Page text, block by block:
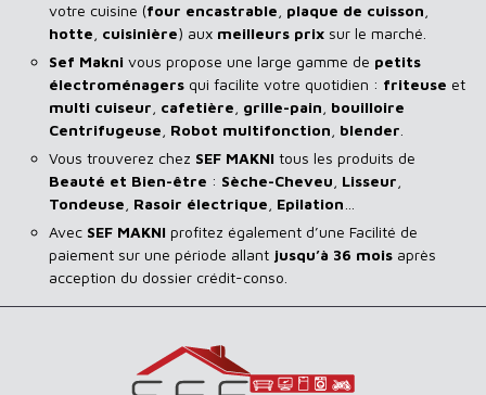
votre cuisine (four encastrable plaque de cuisson
hotte cuisinière) aux meilleurs prix sur le marché.
Sef Makni vous propose une large gamme de petits
électroménagers qui facilite votre quotidien : friteuse et
multi cuiseur cafetière grille-pain bouilloire
Centrifugeuse Robot multifonction blender
Vous trouverez chez SEF MAKNI tous les produits de
Beauté et Bien-être : Sèche-Cheveu Lisseur
Tondeuse Rasoir électrique Epilation
Avec SEF MAKNI profitez également d’une Facilité de
paiement sur une période allant jusqu’à 36 mois après
acception du dossier crédit-conso.